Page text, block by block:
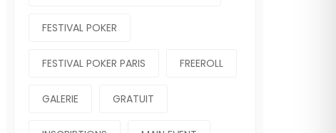
FESTIVAL POKER
FESTIVAL POKER PARIS FREEROLL
GALERIE GRATUIT